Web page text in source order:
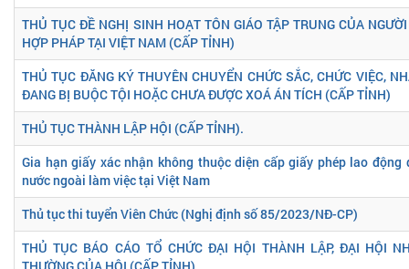
THỦ TỤC ĐỀ NGHỊ SINH HOẠT TÔN GIÁO TẬP TRUNG CỦA
HỢP PHÁP TẠI VIỆT NAM (CẤP TỈNH)
THỦ TỤC ĐĂNG KÝ THUYÊN CHUYỂN CHỨC SẮC, CHỨC VIỆC,
ĐANG BỊ BUỘC TỘI HOẶC CHƯA ĐƯỢC XOÁ ÁN TÍCH (CẤP TỈNH)
THỦ TỤC THÀNH LẬP HỘI (CẤP TỈNH).
Gia hạn giấy xác nhận không thuộc diện cấp giấy phép lao
nước ngoài làm việc tại Việt Nam
Thủ tục thi tuyển Viên Chức (Nghị định số 85/2023/NĐ-CP)
THỦ TỤC BÁO CÁO TỔ CHỨC ĐẠI HỘI THÀNH LẬP, ĐẠI HỘI